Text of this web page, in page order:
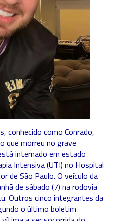
conhecido como Conrado,
que morreu no grave
internado em estado
Intensiva (UTI) no Hospital
de São Paulo. O veículo da
de sábado (7) na rodovia
Outros cinco integrantes da
o último boletim